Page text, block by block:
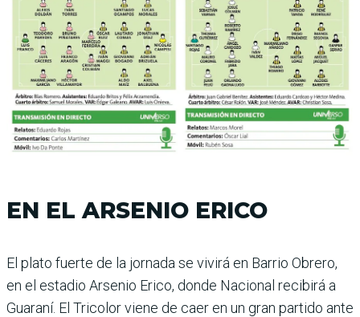
EN EL ARSENIO ERICO
El plato fuerte de la jornada se vivirá en Barrio Obrero,
en el estadio Arsenio Erico, donde Nacional recibirá a
Guaraní. El Tricolor viene de caer en un gran partido ante